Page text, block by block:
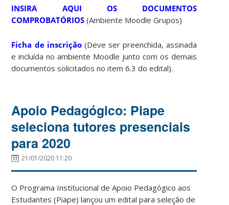
INSIRA AQUI OS DOCUMENTOS
COMPROBATÓRIOS (Ambiente Moodle Grupos)
Ficha de inscrição(Deve ser preenchida, assinada
e incluída no ambiente Moodle junto com os demais
documentos solicitados no item 6.3 do edital).
Apoio Pedagógico: Piape
seleciona tutores presenciais
para 2020
21/01/2020 11:20
O Programa Institucional de Apoio Pedagógico aos
Estudantes (Piape) lançou um edital para seleção de